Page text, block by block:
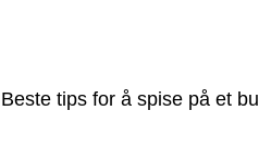
Beste tips for å spise på et